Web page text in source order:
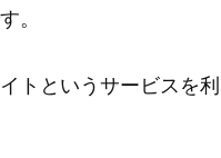
。
トというサービスを利